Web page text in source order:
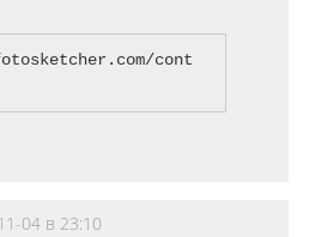
cont
04 в 23:10